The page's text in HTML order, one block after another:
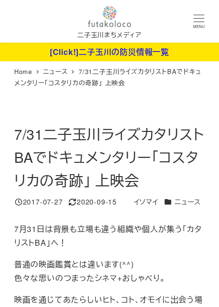
ン
二子玉川まちメディア
MENU
[Click!]二子玉川の防災情報一覧
Home ニュース
7/31二子玉川ライズカタリストBAでドキュ
メンタリー「コスタリカの奇跡」 上映会
7/31二子玉川ライズカタリスト
BAでドキュメンタリー「コスタ
リカの奇跡」 上映会
投稿日
2017-07-27
更新日
2020-09-15 イソマイ カテゴリー
ニュース
7月31日は背景も立場も違う組織や個人が集う「カタ
リストBA」へ！
普通の映画鑑賞とは違います(^^)
色々な思いのつまったシネマ+おしゃべり。
映画を通じてあたらしいヒト、コト、オモイに出会う場